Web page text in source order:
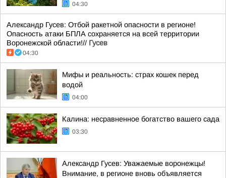
04:30
Александр Гусев: Отбой ракетной опасности в регионе!
Опасность атаки БПЛА сохраняется на всей территории
Воронежской области!// Гусев
04:30
Мифы и реальность: страх кошек перед
водой
04:00
Калина: несравненное богатство вашего сада
03:30
Александр Гусев: Уважаемые воронежцы!
Внимание, в регионе вновь объявляется